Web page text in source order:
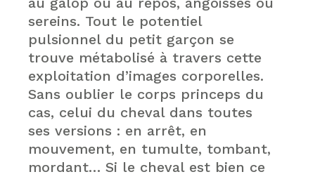
sereins. Tout le potentiel
pulsionnel du petit garçon se
trouve métabolisé à travers cette
exploitation d’images corporelles.
Sans oublier le corps princeps du
cas, celui du cheval dans toutes
ses versions : en arrêt, en
mouvement, en tumulte, tombant,
mordant… Si le cheval est bien ce